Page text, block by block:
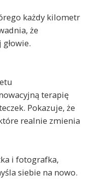
każdy kilometr
że
terapię
Pokazuje, że
realnie zmienia
i fotografka,
siebie na nowo.